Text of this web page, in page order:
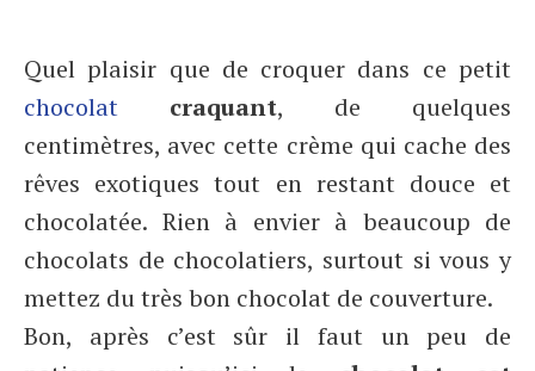
Quel plaisir que de croquer dans ce petit
chocolat
craquant, de quelques
centimètres, avec cette crème qui cache des
rêves exotiques tout en restant douce et
chocolatée. Rien à envier à beaucoup de
chocolats de chocolatiers, surtout si vous y
mettez du très bon chocolat de couverture.
Bon, après c’est sûr il faut un peu de